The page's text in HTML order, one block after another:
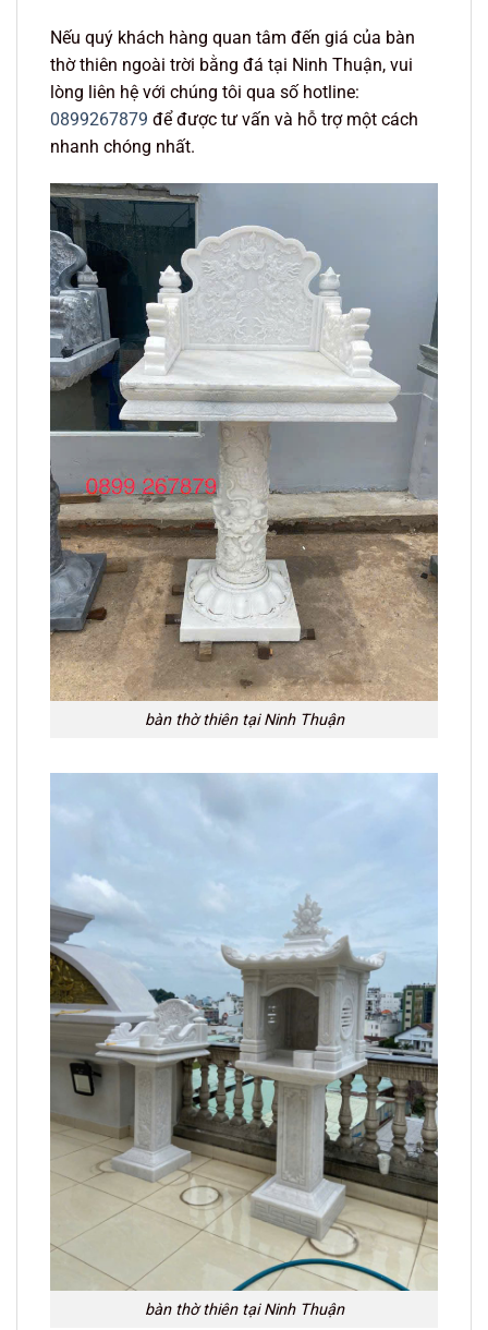
Nếu quý khách hàng quan tâm đến giá của bàn
thờ thiên ngoài trời bằng đá tại Ninh Thuận, vui
lòng liên hệ với chúng tôi qua số hotline:
0899267879 để được tư vấn và hỗ trợ một cách
nhanh chóng nhất.
bàn thờ thiên tại Ninh Thuận
bàn thờ thiên tại Ninh Thuận